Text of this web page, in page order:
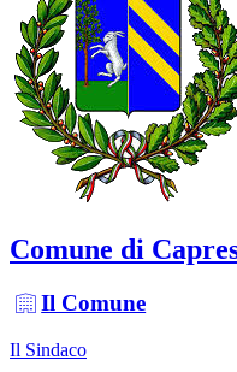
Comune di
Il Comune
Il Sindaco